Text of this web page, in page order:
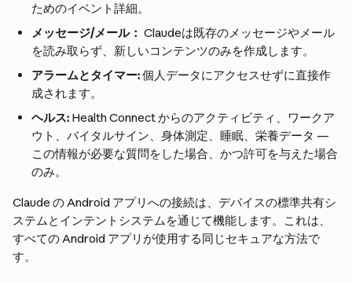
ためのイベント詳細。
メッセージ/メール： Claudeは既存のメッセージやメール
を読み取らず、新しいコンテンツのみを作成します。
アラームとタイマー: 個人データにアクセスせずに直接作
成されます。
ヘルス: Health Connect からのアクティビティ、ワークア
ウト、バイタルサイン、身体測定、睡眠、栄養データ —
この情報が必要な質問をした場合、かつ許可を与えた場合
のみ。
Claude の Android アプリへの接続は、デバイスの標準共有シ
ステムとインテントシステムを通じて機能します。これは、
すべての Android アプリが使用する同じセキュアな方法で
す。